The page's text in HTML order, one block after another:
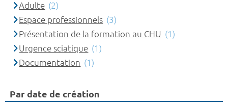
Adulte (2)
Espace professionnels (3)
Présentation de la formation au CHU (1)
Urgence sciatique (1)
Documentation (1)
Par date de création